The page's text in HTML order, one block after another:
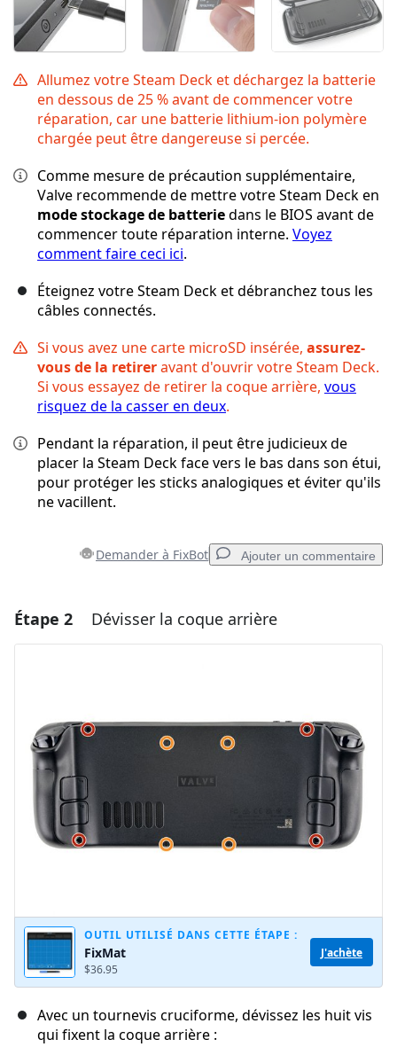
Allumez votre Steam Deck et déchargez la batterie
en dessous de 25 % avant de commencer votre
réparation, car une batterie lithium-ion polymère
chargée peut être dangereuse si percée.
Comme mesure de précaution supplémentaire,
Valve recommende de mettre votre Steam Deck en
mode stockage de batteriedans le BIOS avant de
commencer toute réparation interne. Voyez
comment faire ceci ici.
Éteignez votre Steam Deck et débranchez tous les
câbles connectés.
Si vous avez une carte microSD insérée, assurez-
vous de la retireravant d'ouvrir votre Steam Deck.
Si vous essayez de retirer la coque arrière, vous
risquez de la casser en deux.
Pendant la réparation, il peut être judicieux de
placer la Steam Deck face vers le bas dans son étui,
pour protéger les sticks analogiques et éviter qu'ils
ne vacillent.
Demander à FixBot Ajouter un commentaire
Ajouter un commentaire
Annuler Publier un commentaire
Étape 2 Dévisser la coque arrière
OUTIL UTILISÉ DANS CETTE ÉTAPE :
FixMat
$36.95
J'achète
Avec un tournevis cruciforme, dévissez les huit vis
qui fixent la coque arrière :